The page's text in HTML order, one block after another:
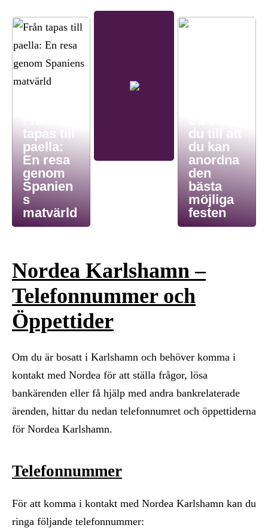
tapas till
paella:
En resa
genom
Spanien
s
matvärld
du till att
du kan
anordna
den
bästa
möjliga
festen
Nordea Karlshamn –
Telefonnummer och
Öppettider
Om du är bosatt i Karlshamn och behöver komma i
kontakt med Nordea för att ställa frågor, lösa
bankärenden eller få hjälp med andra bankrelaterade
ärenden, hittar du nedan telefonnumret och öppettiderna
för Nordea Karlshamn.
Telefonnummer
För att komma i kontakt med Nordea Karlshamn kan du
ringa följande telefonnummer: